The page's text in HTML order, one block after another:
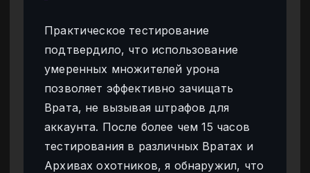
Практическое тестирование
подтвердило, что использование
умеренных множителей урона
позволяет эффективно зачищать
Врата, не вызывая штрафов для
аккаунта. После более чем 15 часов
тестирования в различных Вратах и
Архивах охотников, я обнаружил, что